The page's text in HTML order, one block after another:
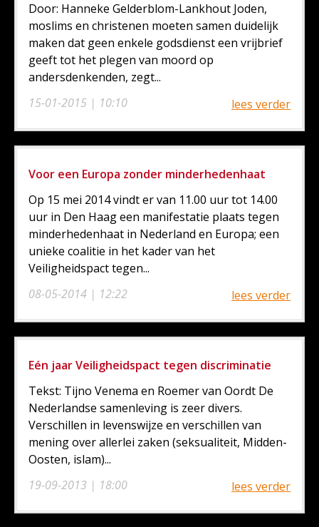
15-01-2015 | 10:10
Door: Hanneke Gelderblom-Lankhout Joden,
moslims en christenen moeten samen duidelijk
maken dat geen enkele godsdienst een vrijbrief
geeft tot het plegen van moord op
andersdenkenden, zegt...
lees verder
Voor een Europa zonder minderhedenhaat
08-05-2014 | 12:22
Op 15 mei 2014 vindt er van 11.00 uur tot 14.00
uur in Den Haag een manifestatie plaats tegen
minderhedenhaat in Nederland en Europa; een
unieke coalitie in het kader van het
Veiligheidspact tegen...
lees verder
Eén jaar Veiligheidspact tegen discriminatie
19-09-2013 | 18:00
Tekst: Tijno Venema en Roemer van Oordt De
Nederlandse samenleving is zeer divers.
Verschillen in levenswijze en verschillen van
mening over allerlei zaken (seksualiteit, Midden-
Oosten, islam)...
lees verder